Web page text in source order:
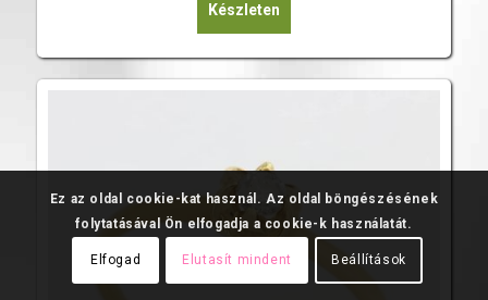
Készleten
Ez az oldal cookie-kat használ. Az oldal böngészésének
folytatásával Ön elfogadja a cookie-k használatát.
Elfogad Elutasít mindent Beállítások